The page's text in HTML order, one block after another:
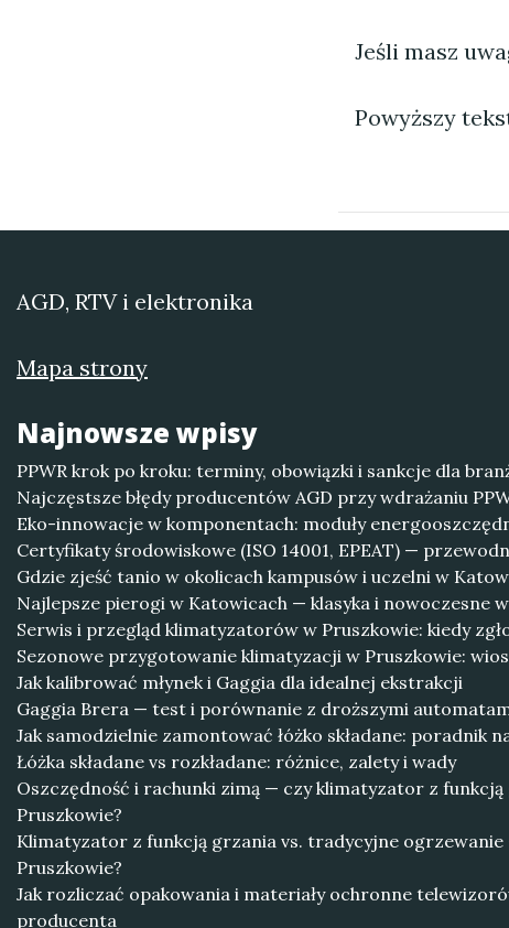
Jeśli masz
Powyższy
AGD, RTV i elektronika
Mapa strony
Najnowsze wpisy
PPWR krok po kroku: terminy, obowiązki i sankcje dla
Najczęstsze błędy producentów AGD przy wdrażaniu
Eko-innowacje w komponentach: moduły
Certyfikaty środowiskowe (ISO 14001, EPEAT) —
Gdzie zjeść tanio w okolicach kampusów i uczelni w
Najlepsze pierogi w Katowicach — klasyka i nowoczesne
Serwis i przegląd klimatyzatorów w Pruszkowie: kiedy
Sezonowe przygotowanie klimatyzacji w Pruszkowie:
Jak kalibrować młynek i Gaggia dla idealnej ekstrakcji
Gaggia Brera — test i porównanie z droższymi
Jak samodzielnie zamontować łóżko składane: poradnik
Łóżka składane vs rozkładane: różnice, zalety i wady
Oszczędność i rachunki zimą — czy klimatyzator z funkcją
Pruszkowie?
Klimatyzator z funkcją grzania vs. tradycyjne ogrzewanie
Pruszkowie?
Jak rozliczać opakowania i materiały ochronne
producenta